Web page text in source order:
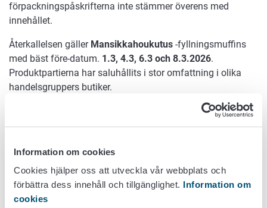
Information om cookies
Cookies hjälper oss att utveckla vår webbplats och
förbättra dess innehåll och tillgänglighet. Information om
cookies
förpackningspåskrifterna inte stämmer överens med
innehållet.
Återkallelsen gäller Mansikkahoukutus -fyllningsmuffins
med bäst före-datum. 1.3, 4.3, 6.3 och 8.3.2026.
Produktpartierna har saluhållits i stor omfattning i olika
handelsgruppers butiker.
Information och råd till konsumenterna finns på
tillverkarenswebbplatsen.
Tillverkarens kontaktuppgifter:
telefonnummer till konsumenttjänsten 013 316 940
via e-postasiakaspalvelu@porokylanleipomo.fi
Via kontaktformuläret